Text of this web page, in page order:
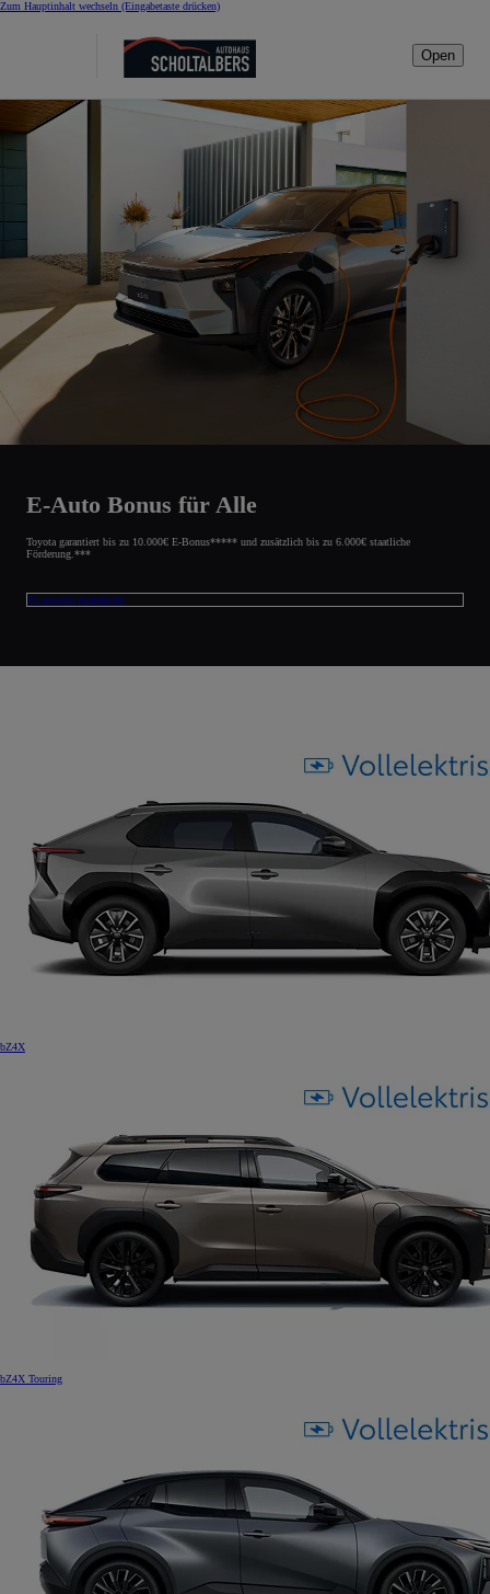
Zum Hauptinhalt wechseln (Eingabetaste drücken)
Open
E-Auto Bonus für Alle
Toyota garantiert bis zu 10.000€ E-Bonus***** und zusätzlich bis zu 6.000€ staatliche
Förderung.***
Zu unseren Angeboten
bZ4X
bZ4X Touring